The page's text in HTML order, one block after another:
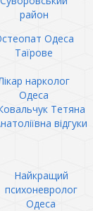
район
Одеса
Таїрове
нарколог
Одеса
Тетяна
відгуки
Найкращий
психоневролог
Одеса